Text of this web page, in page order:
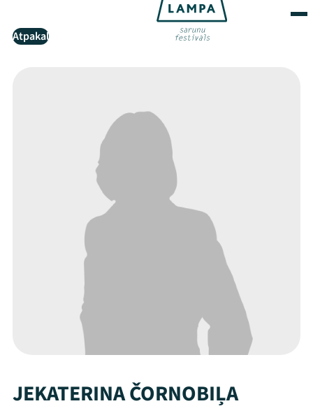
Atpakaļ
JEKATERINA ČORNOBIĻA